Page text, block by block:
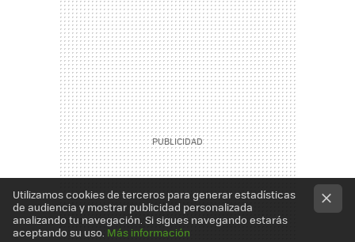
Utilizamos cookies de terceros para generar estadísticas
de audiencia y mostrar publicidad personalizada
analizando tu navegación. Si sigues navegando estarás
aceptando su uso. Más información